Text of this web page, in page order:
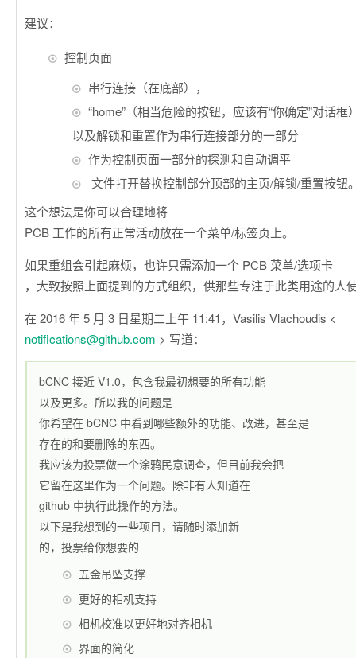
建议：
控制页面
串行连接（在底部），
“home”（相当危险的按钮，应该有“你确定”对话框
以及解锁和重置作为串行连接部分的一部分
作为控制页面一部分的探测和自动调平
文件打开替换控制部分顶部的主页/解锁/重置按钮
这个想法是你可以合理地将
PCB 工作的所有正常活动放在一个菜单/标签页上。
如果重组会引起麻烦，也许只需添加一个 PCB 菜单/选项卡
，大致按照上面提到的方式组织，供那些专注于此类用途的人
在 2016 年 5 月 3 日星期二上午 11:41，Vasilis Vlachoudis <
notifications@github.com > 写道：
bCNC 接近 V1.0，包含我最初想要的所有功能
以及更多。所以我的问题是
你希望在 bCNC 中看到哪些额外的功能、改进，甚至是
存在的和要删除的东西。
我应该为投票做一个涂鸦民意调查，但目前我会把
它留在这里作为一个问题。除非有人知道在
github 中执行此操作的方法。
以下是我想到的一些项目，请随时添加新
的，投票给你想要的
五金吊坠支撑
更好的相机支持
相机校准以更好地对齐相机
界面的简化